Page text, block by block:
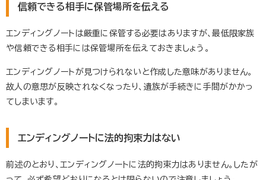
信頼できる相手に保管場所を伝える
エンディングノートは厳重に保管する必要はありますが、最低限家族
や信頼できる相手には保管場所を伝えておきましょう。
エンディングノートが見つけられないと作成した意味がありません。
故人の意思が反映されなくなったり、遺族が手続きに手間がかかっ
てしまいます。
エンディングノートに法的拘束力はない
前述のとおり、エンディングノートに法的拘束力はありません。したが